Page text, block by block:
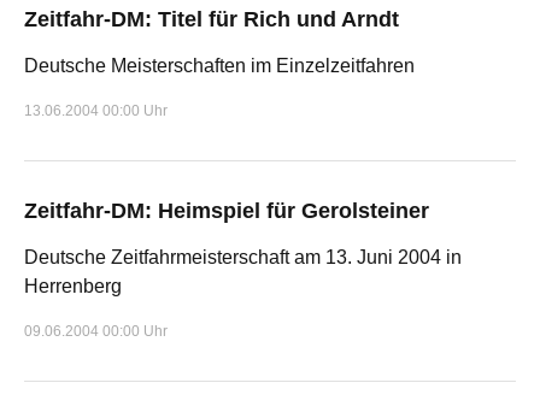
Zeitfahr-DM: Titel für Rich und Arndt
Deutsche Meisterschaften im Einzelzeitfahren
13.06.2004 00:00 Uhr
Zeitfahr-DM: Heimspiel für Gerolsteiner
Deutsche Zeitfahrmeisterschaft am 13. Juni 2004 in
Herrenberg
09.06.2004 00:00 Uhr